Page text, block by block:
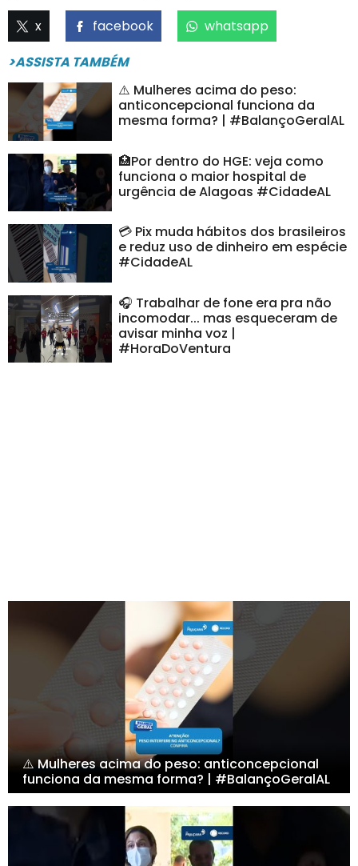
x facebook
whatsapp
>ASSISTA TAMBÉM
⚠️ Mulheres acima do peso:
anticoncepcional funciona da
mesma forma? | #BalançoGeralAL
🏥Por dentro do HGE: veja como
funciona o maior hospital de
urgência de Alagoas #CidadeAL
💳 Pix muda hábitos dos brasileiros
e reduz uso de dinheiro em espécie
#CidadeAL
🎧 Trabalhar de fone era pra não
incomodar... mas esqueceram de
avisar minha voz |
#HoraDoVentura
⚠️ Mulheres acima do peso: anticoncepcional
funciona da mesma forma? | #BalançoGeralAL